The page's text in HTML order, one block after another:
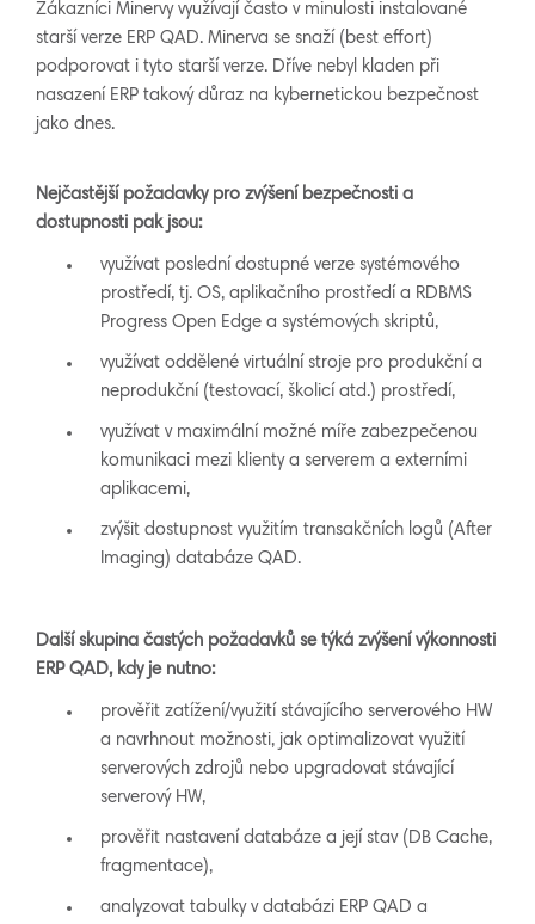
Zákazníci Minervy využívají často v minulosti instalované
starší verze ERP QAD. Minerva se snaží (best effort)
podporovat i tyto starší verze. Dříve nebyl kladen při
nasazení ERP takový důraz na kybernetickou bezpečnost
jako dnes.
Nejčastější požadavky pro zvýšení bezpečnosti a
dostupnosti pak jsou:
využívat poslední dostupné verze systémového
prostředí, tj. OS, aplikačního prostředí a RDBMS
Progress Open Edge a systémových skriptů,
využívat oddělené virtuální stroje pro produkční a
neprodukční (testovací, školicí atd.) prostředí,
využívat v maximální možné míře zabezpečenou
komunikaci mezi klienty a serverem a externími
aplikacemi,
zvýšit dostupnost využitím transakčních logů (After
Imaging) databáze QAD.
Další skupina častých požadavků se týká zvýšení výkonnosti
ERP QAD, kdy je nutno:
prověřit zatížení/využití stávajícího serverového HW
a navrhnout možnosti, jak optimalizovat využití
serverových zdrojů nebo upgradovat stávající
serverový HW,
prověřit nastavení databáze a její stav (DB Cache,
fragmentace),
analyzovat tabulky v databázi ERP QAD a